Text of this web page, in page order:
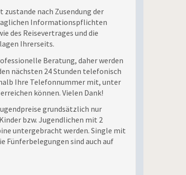
nach Zusendung der
Informationspflichten
des Reisevertrages und die
Ihrerseits.
Beratung, daher werden
nächsten 24 Stunden telefonisch
Ihre Telefonnummer mit, unter
können. Vielen Dank!
grundsätzlich nur
bzw. Jugendlichen mit 2
untergebracht werden. Single mit
Fünferbelegungen sind auch auf